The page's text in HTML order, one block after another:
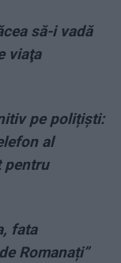
să-i vadă
viaţa
pe polițiști:
al
pentru
fata
Romanați”